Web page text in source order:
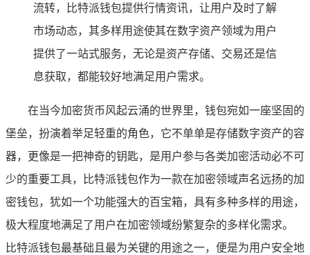
流转，比特派钱包提供行情资讯，让用户及时了解
市场动态，其多样用途使其在数字资产领域为用户
提供了一站式服务，无论是资产存储、交易还是信
息获取，都能较好地满足用户需求。
在当今加密货币风起云涌的世界里，钱包宛如一座坚固的
堡垒，扮演着举足轻重的角色，它不单单是存储数字资产的容
器，更像是一把神奇的钥匙，是用户参与各类加密活动必不可
少的重要工具，比特派钱包作为一款在加密领域声名远扬的加
密钱包，犹如一个功能强大的百宝箱，具有多种多样的用途，
极大程度地满足了用户在加密领域纷繁复杂的多样化需求。
比特派钱包最基础且最为关键的用途之一，便是为用户安全地